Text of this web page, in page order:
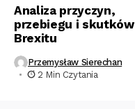
Analiza przyczyn,
przebiegu i skutków
Brexitu
Przemysław Sierechan
2 Min Czytania